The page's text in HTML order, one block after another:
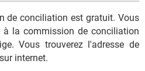
de conciliation est gratuit. Vous
à la commission de conciliation
Vous trouverez l'adresse de
internet.